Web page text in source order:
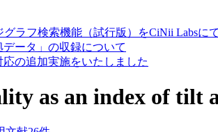
グラフ検索機能（試行版）をCiNii Labsに
データ」の収録について
の追加実施をいたしました
as an index of tilt